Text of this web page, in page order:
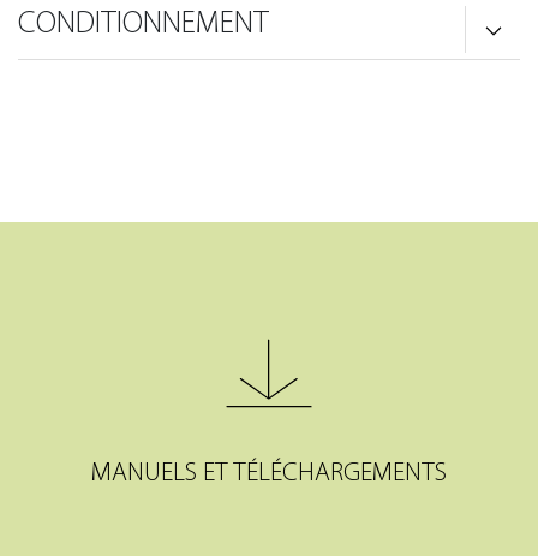
CONDITIONNEMENT
MANUELS ET TÉLÉCHARGEMENTS